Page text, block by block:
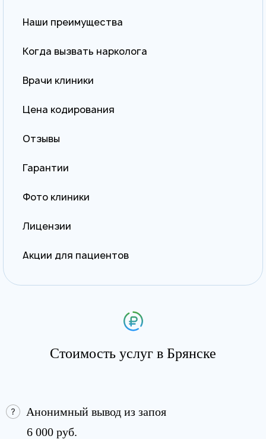
Наши преимущества
Когда вызвать нарколога
Врачи клиники
Цена кодирования
Отзывы
Гарантии
Фото клиники
Лицензии
Акции для пациентов
Стоимость услуг в Брянске
Анонимный вывод из запоя
6 000 руб.